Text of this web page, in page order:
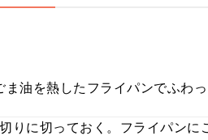
ま油を熱したフライパンでふわ
りに切っておく。フライパンに